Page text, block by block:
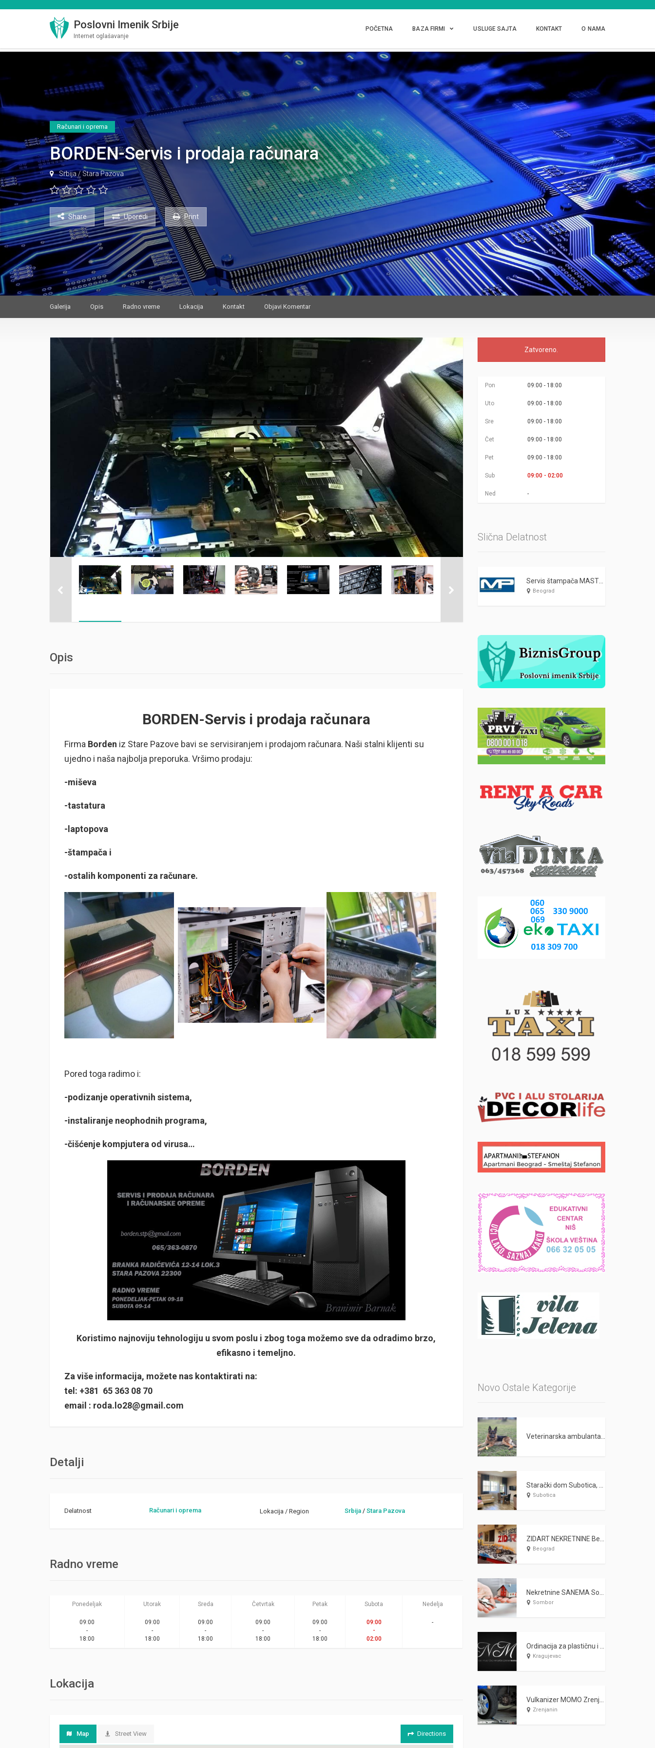
Poslovni Imenik Srbije
Internet oglašavanje
POČETNA BAZA FIRMI USLUGE SAJTA KONTAKT O NAMA
Računari i oprema
BORDEN-Servis i prodaja računara
Srbija/Stara Pazova
Share Uporedi Print
Galerija Opis Radno vreme Lokacija Kontakt Objavi Komentar
Opis
BORDEN-Servis i prodaja računara
Firma Borden iz Stare Pazove bavi se servisiranjem i prodajom računara. Naši stalni klijenti su
ujedno i naša najbolja preporuka. Vršimo prodaju:
-miševa
-tastatura
-laptopova
-štampača i
-ostalih komponenti za računare.
Pored toga radimo i:
-podizanje operativnih sistema,
-instaliranje neophodnih programa,
-čišćenje kompjutera od virusa…
Koristimo najnoviju tehnologiju u svom poslu i zbog toga možemo sve da odradimo brzo,
efikasno i temeljno.
Za više informacija, možete nas kontaktirati na:
tel: +381 65 363 08 70
email : roda.lo28@gmail.com
Detalji
Delatnost Računari i oprema Lokacija / Region Srbija/ Stara Pazova
Radno vreme
Ponedeljak Utorak Sreda Četvrtak Petak Subota Nedelja
09:00
-
18:00
09:00
-
18:00
09:00
-
18:00
09:00
-
18:00
09:00
-
18:00
09:00
-
02:00
-
Lokacija
Map Street View Directions
Zatvoreno.
Pon 09:00 - 18:00
Uto 09:00 - 18:00
Sre 09:00 - 18:00
Čet 09:00 - 18:00
Pet 09:00 - 18:00
Sub 09:00 - 02:00
Ned -
Slična Delatnost
Servis štampača MASTER PRINT
Beograd
Novo Ostale Kategorije
Subotica
Beograd
Sombor
Kragujevac
Zrenjanin